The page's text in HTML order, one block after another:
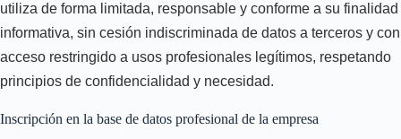
utiliza de forma limitada, responsable y conforme a su finalidad
informativa, sin cesión indiscriminada de datos a terceros y con
acceso restringido a usos profesionales legítimos, respetando
principios de confidencialidad y necesidad.
Inscripción en la base de datos profesional de la empresa